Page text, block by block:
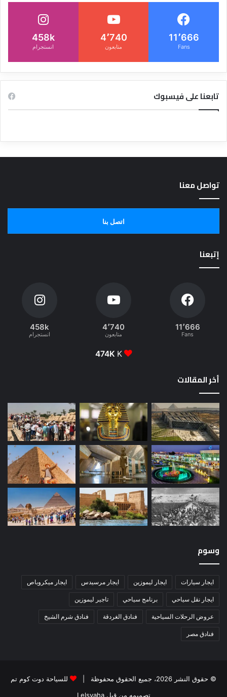
11٬666
Fans
4٬740
متابعون
458k
انستجرام
تابعنا على فيسبوك
تواصل معنا
اتصل بنا
إتبعنا
11٬666
Fans
4٬740
متابعون
458k
انستجرام
474K K
أخر المقالات
وسوم
ايجار سيارات ايجار ليموزين ايجار مرسيدس ايجار ميكروباص
ايجار نقل سياحي برنامج سياحي تاجير ليموزين
عروض الرحلات السياحية فنادق الغردقة فنادق شرم الشيخ
فنادق مصر
© حقوق النشر 2026، جميع الحقوق محفوظة |
للسياحة دوت كوم تم
تصميمه من قِبل Lelsyaha